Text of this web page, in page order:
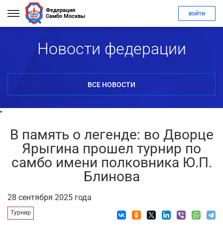
Федерация
Самбо Москвы
ВОЙТИ
Новости федерации
ВСЕ НОВОСТИ
В память о легенде: во Дворце
Ярыгина прошел турнир по
самбо имени полковника Ю.П.
Блинова
28 сентября 2025 года
Турнир